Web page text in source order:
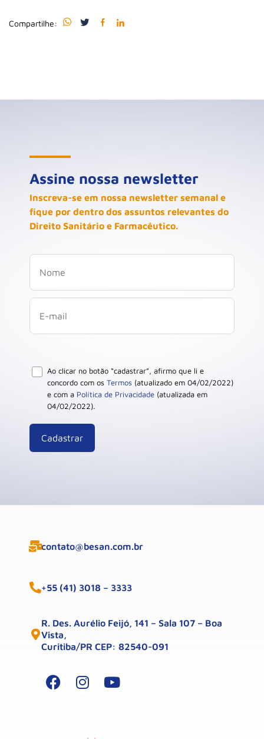
Compartilhe:
Assine nossa newsletter
Inscreva-se em nossa newsletter semanal e
fique por dentro dos assuntos relevantes do
Direito Sanitário e Farmacêutico.
Ao clicar no botão “cadastrar”, afirmo que li e
concordo com os Termos (atualizado em 04/02/2022)
e com a Política de Privacidade (atualizada em
04/02/2022).
contato@besan.com.br
+55 (41) 3018 – 3333
R. Des. Aurélio Feijó, 141 – Sala 107 – Boa
Vista,
Curitiba/PR CEP: 82540-091